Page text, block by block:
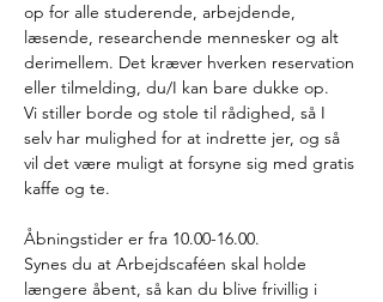
op for alle studerende, arbejdende,
læsende, researchende mennesker og alt
derimellem. Det kræver hverken reservation
eller tilmelding, du/I kan bare dukke op.
Vi stiller borde og stole til rådighed, så I
selv har mulighed for at indrette jer, og så
vil det være muligt at forsyne sig med gratis
kaffe og te.
Åbningstider er fra 10.00-16.00.
Synes du at Arbejdscaféen skal holde
længere åbent, så kan du blive frivillig i